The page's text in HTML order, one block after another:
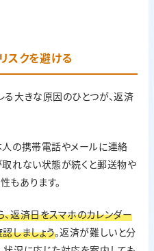
スクを避ける
大きな原因のひとつが、返済
人の携帯電話やメールに連絡
れない状態が続くと郵送物や
あります。
返済日をスマホのカレンダー
しましょう。返済が難しいと分